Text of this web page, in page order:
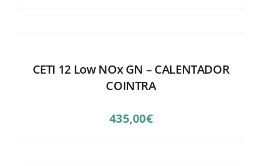
CETI 12 Low NOx GN – CALENTADOR
COINTRA
435,00€